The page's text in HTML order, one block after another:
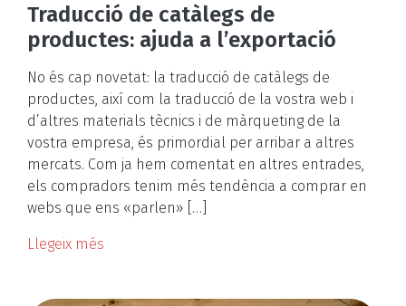
Traducció de catàlegs de
productes: ajuda a l’exportació
No és cap novetat: la traducció de catàlegs de
productes, així com la traducció de la vostra web i
d’altres materials tècnics i de màrqueting de la
vostra empresa, és primordial per arribar a altres
mercats. Com ja hem comentat en altres entrades,
els compradors tenim més tendència a comprar en
webs que ens «parlen» […]
Llegeix més